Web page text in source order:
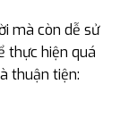
mà còn dễ sử
thực hiện quá
thuận tiện: